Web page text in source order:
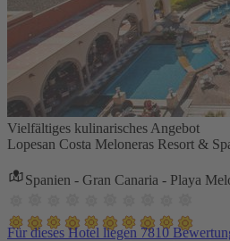
Vielfältiges kulinarisches Angebot
Lopesan Costa Meloneras Resort &
Spanien - Gran Canaria - Playa
Für dieses Hotel liegen 7810